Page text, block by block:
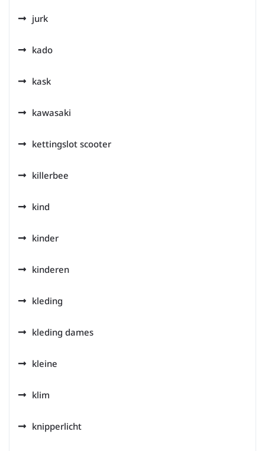
jurk
kado
kask
kawasaki
kettingslot scooter
killerbee
kind
kinder
kinderen
kleding
kleding dames
kleine
klim
knipperlicht